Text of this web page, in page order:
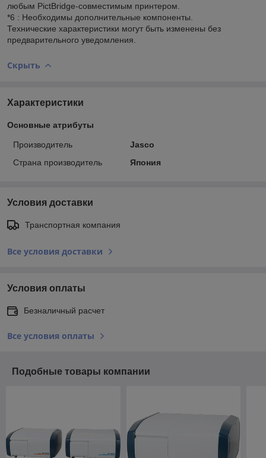
любым PictBridge-совместимым принтером.
*6 : Необходимы дополнительные компоненты.
Технические характеристики могут быть изменены без
предварительного уведомления.
Скрыть
Характеристики
Основные атрибуты
Производитель
Jasco
Страна производитель
Япония
Условия доставки
Транспортная компания
Все условия доставки
Условия оплаты
Безналичный расчет
Все условия оплаты
Подобные товары компании